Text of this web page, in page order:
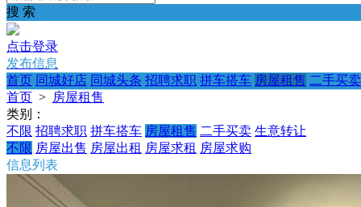
搜 索
点击登录
发布信息
首页 同城好店 同城头条 招聘求职 拼车搭车 房屋租售 二手买卖
首页 > 房屋租售
类别：
不限 招聘求职 拼车搭车 房屋租售 二手买卖 生意转让
不限 房屋出售 房屋出租 房屋求租 房屋求购
信息列表